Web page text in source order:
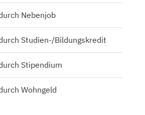
Nebenjob
Studien-/Bildungskredit
Stipendium
Wohngeld